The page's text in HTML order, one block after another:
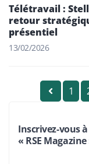
Télétravail :
retour
présentiel
13/02/2026
1
Inscrivez-vous
« RSE Magazine